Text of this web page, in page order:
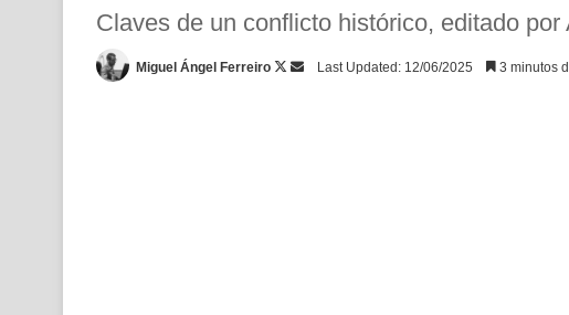
Claves de un conflicto histórico, editado por
Miguel Ángel Ferreiro
Follow
SendLast Updated: 12/06/2025 3 minutos